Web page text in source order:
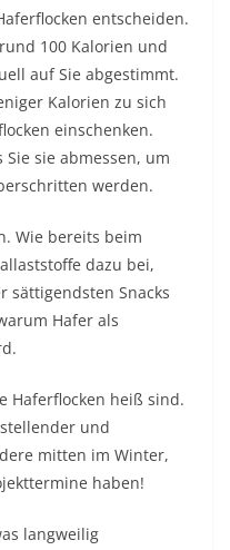
entscheiden.
100 Kalorien und
auf Sie abgestimmt.
Kalorien zu sich
einschenken.
sie abmessen, um
werden.
Wie bereits beim
dazu bei,
sättigendsten Snacks
Hafer als
Haferflocken heiß sind.
und
mitten im Winter,
haben!
langweilig